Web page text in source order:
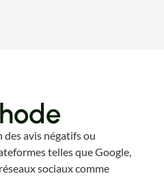
avis négatifs ou
telles que Google,
sociaux comme